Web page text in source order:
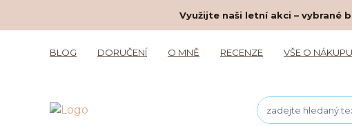
Využijte naši letní akci – vybrané
BLOG DORUČENÍ O MNĚ RECENZE VŠE O NÁKUPU